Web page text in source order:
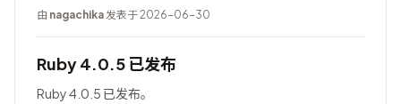
由 nagachika发表于 2026-06-30
Ruby 4.0.5 已发布
Ruby 4.0.5 已发布。